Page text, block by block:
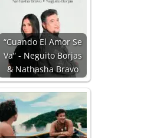
“Cuando El Amor Se
Va“ - Neguito Borjas
& Nathasha Bravo